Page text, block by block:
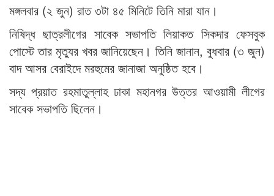
মঙ্গলবার (২ জুন) রাত ৩টা ৪৫ মিনিটে তিনি মারা যান।
নিষিদ্ধ ছাত্রলীগের সাবেক সভাপতি লিয়াকত সিকদার ফেসবুক
পোস্টে তার মৃত্যুর খবর জানিয়েছেন। তিনি জানান, বুধবার (৩ জুন)
বাদ আসর বেরাইদে মরহুমের জানাজা অনুষ্ঠিত হবে।
সদ্য প্রয়াত রহমাতুল্লাহ ঢাকা মহানগর উত্তর আওয়ামী লীগের
সাবেক সভাপতি ছিলেন।